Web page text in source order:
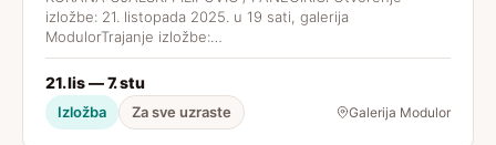
izložbe: 21. listopada 2025. u 19 sati, galerija
ModulorTrajanje izložbe:…
21. lis — 7. stu
Izložba Za sve uzraste Galerija Modulor